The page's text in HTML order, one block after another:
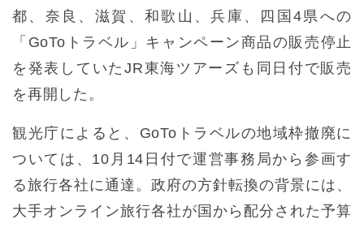
都、奈良、滋賀、和歌山、兵庫、四国4県への
「GoToトラベル」キャンペーン商品の販売停止
を発表していたJR東海ツアーズも同日付で販売
を再開した。
観光庁によると、GoToトラベルの地域枠撤廃に
ついては、10月14日付で運営事務局から参画す
る旅行各社に通達。政府の方針転換の背景には、
大手オンライン旅行各社が国から配分された予算